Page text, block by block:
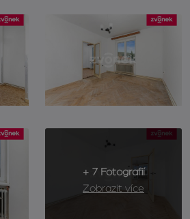
+ 7 Fotografií
Zobrazit více